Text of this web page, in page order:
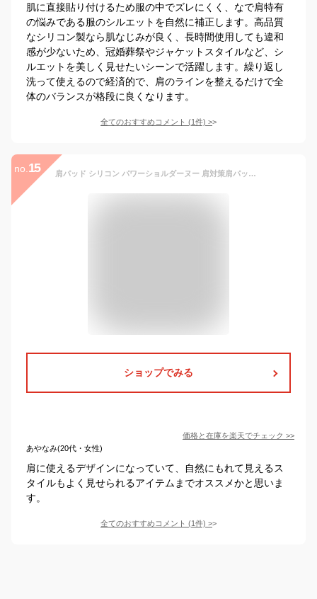
肌に直接貼り付けるため服の中でズレにくく、なで肩特有
の悩みである服のシルエットを自然に補正します。高品質
なシリコン製なら肌なじみが良く、長時間使用しても違和
感が少ないため、冠婚葬祭やジャケットスタイルなど、シ
ルエットを美しく見せたいシーンで活躍します。繰り返し
洗って使えるので経済的で、肩のラインを整えるだけで全
体のバランスが格段に良くなります。
全てのおすすめコメント (1件) >
no. 15 肩パッド シリコン パワーショルダーヌー 肩対策肩パットフォーマルスーツ ジャケット 男女兼用 母の日のプレゼント 入学式 卒業式
ショップでみる
価格と在庫を楽天でチェック >>
あやなみ(20代・女性)
肩に使えるデザインになっていて、自然にもれて見えるス
タイルもよく見せられるアイテムまでオススメかと思いま
す。
全てのおすすめコメント (1件) >